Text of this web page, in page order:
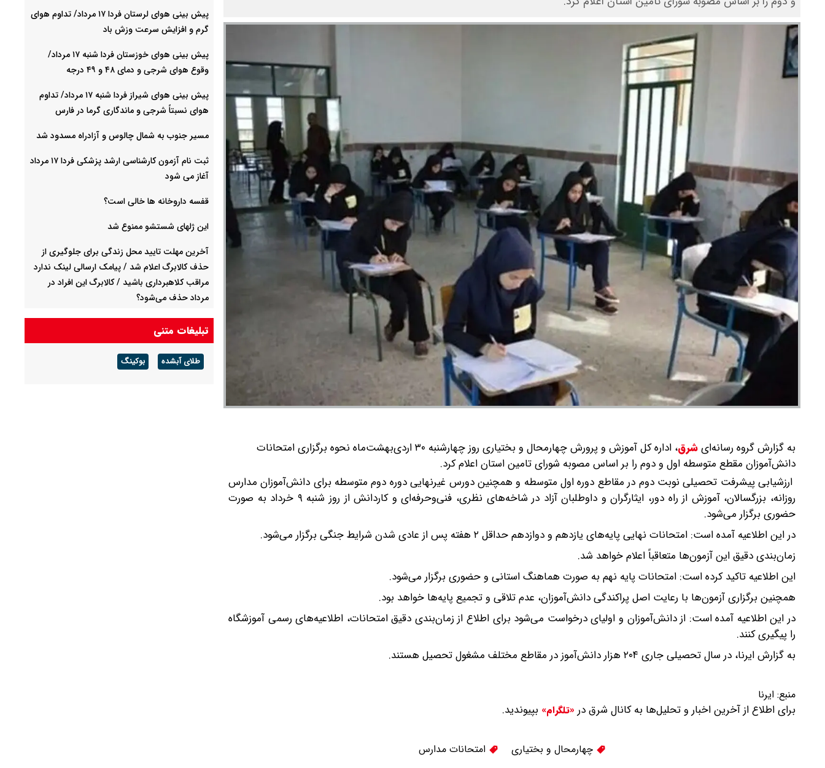
به گزارش گروه رسانه‌ایشرق،
اداره کل آموزش و پرورش چهارمحال و بختیاری روز چهارشنبه ۳۰ اردی‌بهشت‌ماه نحوه برگزاری امتحانات
دانش‌آموزان مقطع متوسطه اول و دوم را بر اساس مصوبه شورای تامین استان اعلام کرد.
ارزشیابی پیشرفت تحصیلی نوبت دوم در مقاطع دوره اول متوسطه و همچنین دورس غیرنهایی دوره دوم متوسطه برای دانش‌آموزان مدارس
روزانه، بزرگسالان، آموزش از راه دور، ایثارگران و داوطلبان آزاد در شاخه‌های نظری، فنی‌وحرفه‌ای و کاردانش از روز شنبه ۹ خرداد به صورت
حضوری برگزار می‌شود.
در این اطلاعیه آمده است: امتحانات نهایی پایه‌های یازدهم و دوازدهم حداقل ۲ هفته پس از عادی شدن شرایط جنگی برگزار می‌شود.
زمان‌بندی دقیق این آزمون‌ها متعاقباً اعلام خواهد شد.
این اطلاعیه تاکید کرده است: امتحانات پایه نهم به صورت هماهنگ استانی و حضوری برگزار می‌شود.
همچنین برگزاری آزمون‌ها با رعایت اصل پراکندگی دانش‌آموزان، عدم تلاقی و تجمیع پایه‌ها خواهد بود.
در این اطلاعیه آمده است: از دانش‌آموزان و اولیای درخواست می‌شود برای اطلاع از زمان‌بندی دقیق امتحانات، اطلاعیه‌های رسمی آموزشگاه
را پیگیری کنند.
به گزارش ایرنا، در سال تحصیلی جاری ۲۰۴ هزار دانش‌آموز در مقاطع مختلف مشغول تحصیل هستند.
منبع: ایرنا
برای اطلاع از آخرین اخبار و تحلیل‌ها به کانال شرق در «تلگرام» بپیوندید.
چهارمحال و بختیاری امتحانات مدارس
پیش بینی هوای لرستان فردا ۱۷ مرداد/ تداوم هوای
گرم و افزایش سرعت وزش باد
پیش بینی هوای خوزستان فردا شنبه ۱۷ مرداد/
وقوع هوای شرجی و دمای ۴۸ و ۴۹ درجه
پیش بینی هوای شیراز فردا شنبه ۱۷ مرداد/ تداوم
هوای نسبتاً شرجی و ماندگاری گرما در فارس
مسیر جنوب به شمال چالوس و آزادراه مسدود شد
ثبت نام آزمون کارشناسی ارشد پزشکی فردا ۱۷ مرداد
آغاز می شود
قفسه داروخانه ها خالی است؟
این ژلهای شستشو ممنوع شد
آخرین مهلت تایید محل زندگی برای جلوگیری از
حذف کالابرگ اعلام شد / پیامک ارسالی لینک ندارد
مراقب کلاهبرداری باشید / کالابرگ این افراد در
مرداد حذف می‌شود؟
آیین‌نامه مشاغل سخت بررسی می‌شود
وضعیت هوای کشور امروز جمعه ۱۶ مرداد ۱۴۰۵ /
پیش‌بینی وزش باد و گردوخاک در نیمه شرقی
تبلیغات متنی
طلای آبشده بوکینگ